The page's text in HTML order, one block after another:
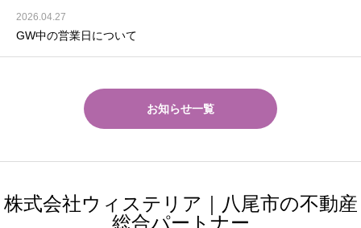
2026.04.27
GW中の営業日について
お知らせ一覧
株式会社ウィステリア｜八尾市の不動産
総合パートナー